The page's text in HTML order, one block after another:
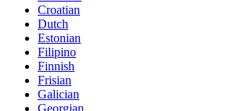
Croatian
Dutch
Estonian
Filipino
Finnish
Frisian
Galician